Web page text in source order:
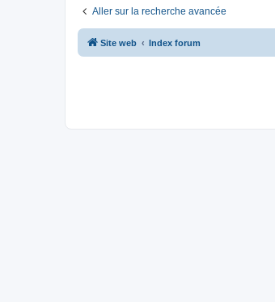
Aller sur la recherche avancée
Site web Index forum